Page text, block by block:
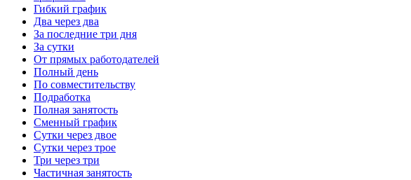
Гибкий график
Два через два
За последние три дня
За сутки
От прямых работодателей
Полный день
По совместительству
Подработка
Полная занятость
Сменный график
Сутки через двое
Сутки через трое
Три через три
Частичная занятость